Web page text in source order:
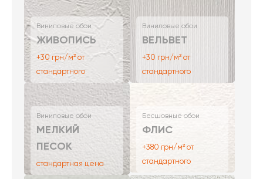
Виниловые обои
ЖИВОПИСЬ
+30 грн/м² от
стандартного
Виниловые обои
ВЕЛЬВЕТ
+30 грн/м² от
стандартного
Виниловые обои
МЕЛКИЙ
ПЕСОК
стандартная цена
Бесшовные обои
ФЛИС
+380 грн/м² от
стандартного